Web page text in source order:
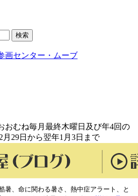
おむね毎月最終木曜日及び年4回の
29日から翌年1月3日まで
暑、命に関わる暑さ、熱中症アラート、と